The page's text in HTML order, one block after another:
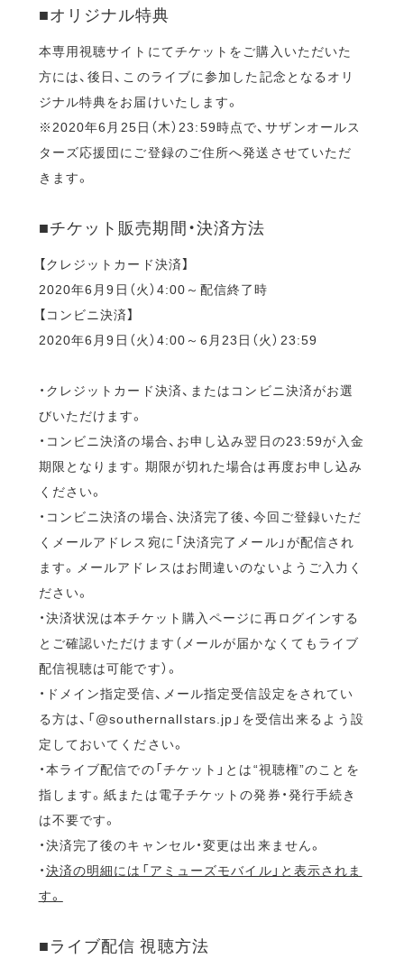
■オリジナル特典
本専用視聴サイトにてチケットをご購入いただいた
方には、後日、このライブに参加した記念となるオリ
ジナル特典をお届けいたします。
※2020年6月25日（木）23:59時点で、サザンオールス
ターズ応援団にご登録のご住所へ発送させていただ
きます。
■チケット販売期間・決済方法
【クレジットカード決済】
2020年6月9日（火）4:00～配信終了時
【コンビニ決済】
2020年6月9日（火）4:00～6月23日（火）23:59
・クレジットカード決済、またはコンビニ決済がお選
びいただけます。
・コンビニ決済の場合、お申し込み翌日の23:59が入金
期限となります。期限が切れた場合は再度お申し込み
ください。
・コンビニ決済の場合、決済完了後、今回ご登録いただ
くメールアドレス宛に「決済完了メール」が配信され
ます。メールアドレスはお間違いのないようご入力く
ださい。
・決済状況は本チケット購入ページに再ログインする
とご確認いただけます（メールが届かなくてもライブ
配信視聴は可能です）。
・ドメイン指定受信、メール指定受信設定をされてい
る方は、「@southernallstars.jp」を受信出来るよう設
定しておいてください。
・本ライブ配信での「チケット」とは“視聴権”のことを
指します。紙または電子チケットの発券・発行手続き
は不要です。
・決済完了後のキャンセル・変更は出来ません。
・決済の明細には「アミューズモバイル」と表示されま
す。
■ライブ配信 視聴方法